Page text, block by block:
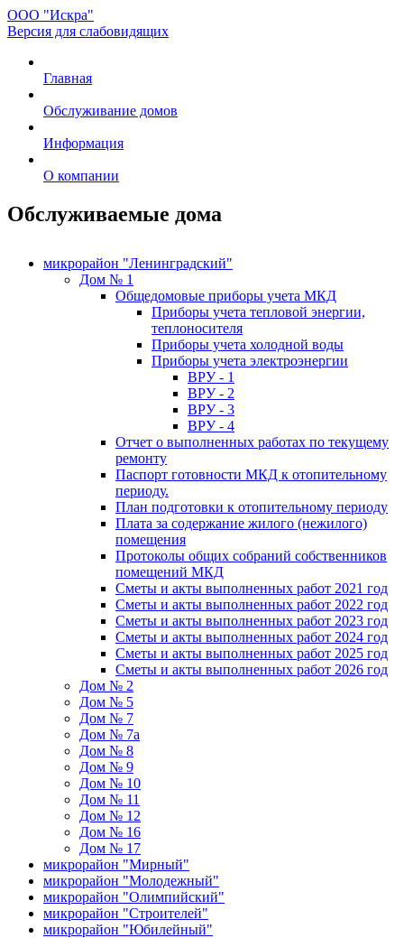
ООО "Искра"
Версия для слабовидящих
Главная
Обслуживание домов
Информация
О компании
Обслуживаемые дома
микрорайон "Ленинградский"
Дом № 1
Общедомовые приборы учета МКД
Приборы учета тепловой энергии,
теплоносителя
Приборы учета холодной воды
Приборы учета электроэнергии
ВРУ - 1
ВРУ - 2
ВРУ - 3
ВРУ - 4
Отчет о выполненных работах по текущему
ремонту
Паспорт готовности МКД к отопительному
периоду.
План подготовки к отопительному периоду
Плата за содержание жилого (нежилого)
помещения
Протоколы общих собраний собственников
помещений МКД
Сметы и акты выполненных работ 2021 год
Сметы и акты выполненных работ 2022 год
Сметы и акты выполненных работ 2023 год
Сметы и акты выполненных работ 2024 год
Сметы и акты выполненных работ 2025 год
Сметы и акты выполненных работ 2026 год
Дом № 2
Дом № 5
Дом № 7
Дом № 7а
Дом № 8
Дом № 9
Дом № 10
Дом № 11
Дом № 12
Дом № 16
Дом № 17
микрорайон "Мирный"
микрорайон "Молодежный"
микрорайон "Олимпийский"
микрорайон "Строителей"
микрорайон "Юбилейный"